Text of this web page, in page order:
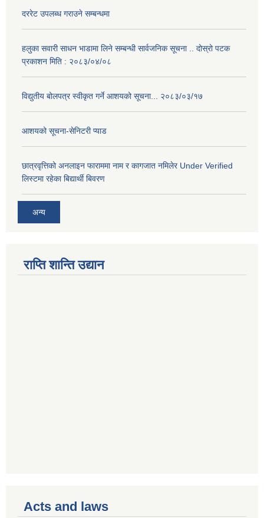
दररेट उपलब्ध गराउने सम्बन्धमा
हलुका सवारी साधन भाडामा लिने सम्बन्धी सार्वजनिक सूचना .. दोस्रो पटक
प्रकाशन मिति : २०८३/०४/०८
विद्युतीय बोलपत्र स्वीकृत गर्ने आशयको सूचना... २०८३/०३/१७
आशयको सूचना-सेनिटरी प्याड
छात्रवृत्तिको अनलाइन फाराममा नाम र कागजात नमिलेर Under Verified
लिस्टमा रहेका बिद्यार्थी बिवरण
अन्य
राप्ति शान्ति उद्यान
Acts and laws